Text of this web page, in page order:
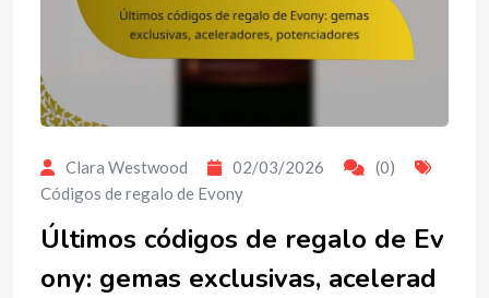
Clara Westwood 02/03/2026
(0)
Códigos de regalo de Evony
Últimos códigos de regalo de Ev
ony: gemas exclusivas, acelerad